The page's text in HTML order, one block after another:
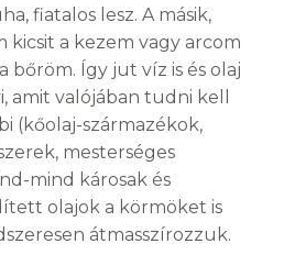
fiatalos lesz. A másik,
kicsit a kezem vagy arcom
bőröm. Így jut víz is és olaj
amit valójában tudni kell
(kőolaj-származékok,
mesterséges
mind károsak és
olajok a körmöket is
átmasszírozzuk.